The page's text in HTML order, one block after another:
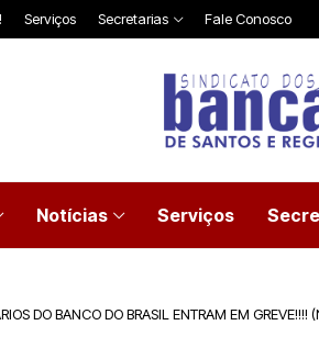
Serviços Secretarias Fale Conosco
Notícias Serviços
DO BANCO DO BRASIL ENTRAM EM GREVE!!!!